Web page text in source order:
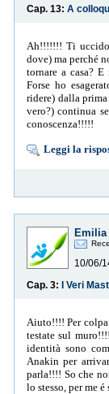
Cap. 13: A
Ah!!!!!!! Ti
dove) ma perché
tornare a casa?
Forse ho
ridere) dalla
vero?) continua
conoscenza!!!!!
Leggi la
10/06/
Cap. 3:
Aiuto!!!! Per
testate sul
identità sono
Anakin per
parla!!!! So che
lo stesso, per me é